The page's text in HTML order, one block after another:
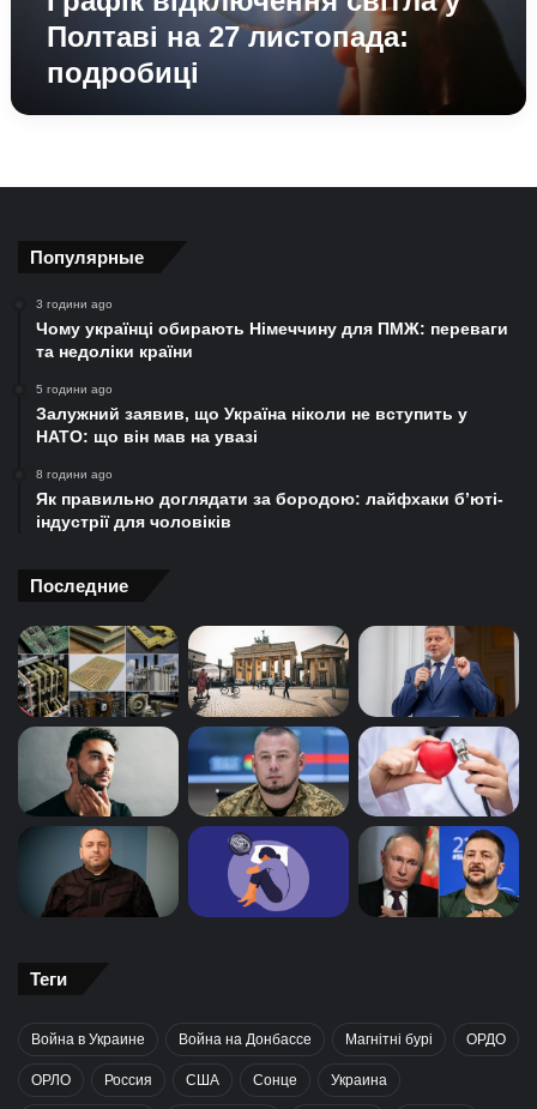
Полтаві на 27 листопада:
подробиці
Популярные
3 години ago
Чому українці обирають Німеччину для ПМЖ: переваги
та недоліки країни
5 години ago
Залужний заявив, що Україна ніколи не вступить у
НАТО: що він мав на увазі
8 години ago
Як правильно доглядати за бородою: лайфхаки б’юті-
індустрії для чоловіків
Последние
Теги
Война в Украине Война на Донбассе Магнітні бурі ОРДО
ОРЛО Россия США Сонце Украина